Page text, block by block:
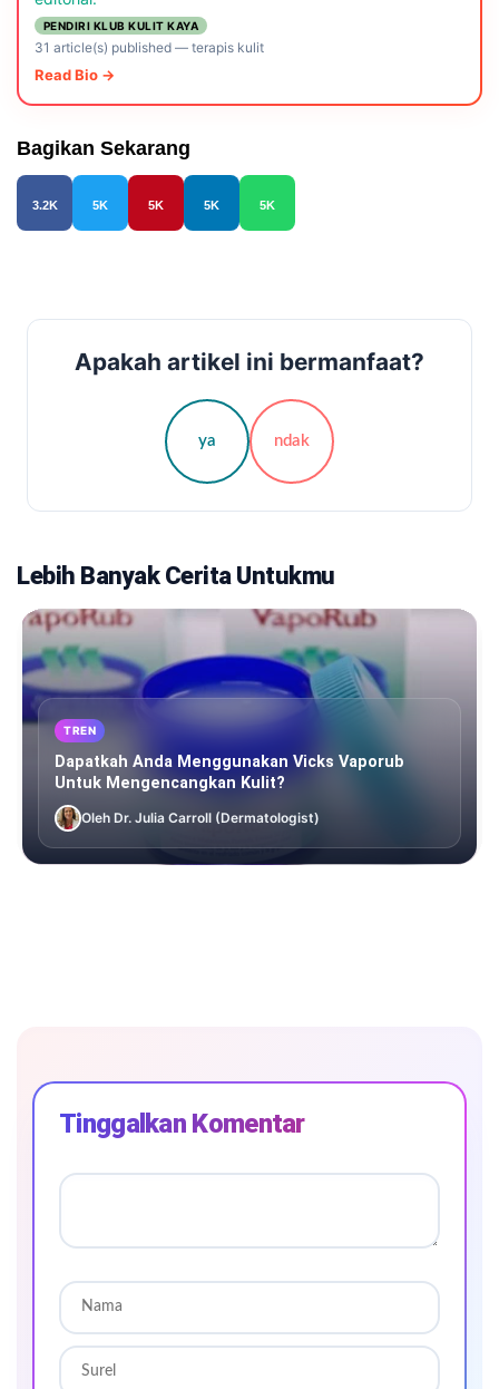
PENDIRI KLUB KULIT KAYA
31 article(s) published— terapis kulit
Read Bio →
Bagikan Sekarang
3.2K 5K 5K 5K 5K
Apakah artikel ini bermanfaat?
ya ndak
Lebih Banyak Cerita Untukmu
TREN
Dapatkah Anda Menggunakan Vicks Vaporub
Untuk Mengencangkan Kulit?
Oleh Dr. Julia Carroll (Dermatologist)
Tinggalkan Komentar